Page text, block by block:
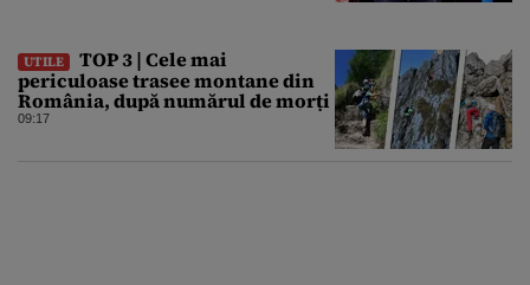
UTILE
TOP 3 | Cele mai
periculoase trasee montane din
România, după numărul de morți
09:17